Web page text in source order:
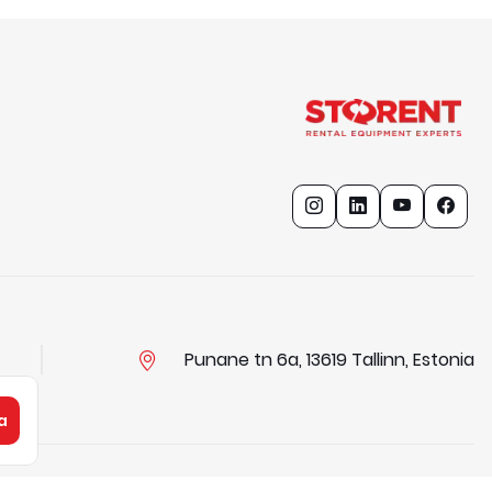
Punane tn 6a, 13619 Tallinn, Estonia